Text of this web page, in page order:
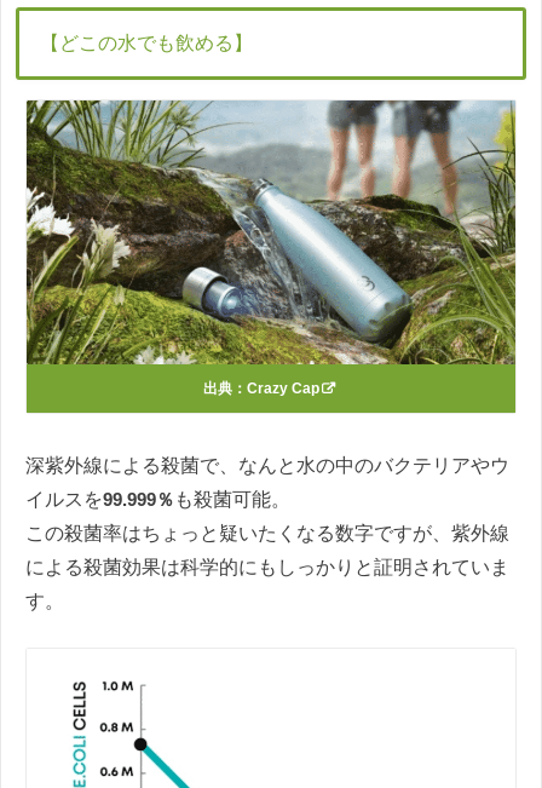
【どこの水でも飲める】
出典： Crazy Cap
深紫外線による殺菌で、なんと水の中のバクテリアやウ
イルスを99.999％ も殺菌可能。
この殺菌率はちょっと疑いたくなる数字ですが、紫外線
による殺菌効果は科学的にもしっかりと証明されていま
す。